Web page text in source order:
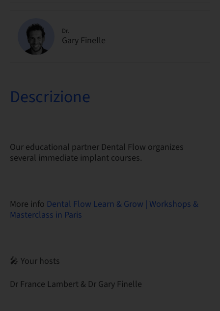
Dr.
Gary Finelle
Descrizione
Our educational partner Dental Flow organizes
several immediate implant courses.
More info Dental Flow Learn & Grow | Workshops &
Masterclass in Paris
🎤 Your hosts
Dr France Lambert & Dr Gary Finelle